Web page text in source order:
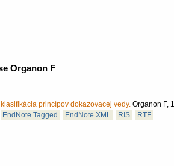
Organon F
princípov dokazovacej vedy. Organon F,
EndNote Tagged EndNote XML RIS RTF